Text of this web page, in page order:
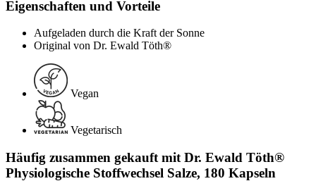
Eigenschaften und Vorteile
Aufgeladen durch die Kraft der Sonne
Original von Dr. Ewald Töth®
Vegan
Vegetarisch
Häufig zusammen gekauft mit Dr. Ewald Töth®
Physiologische Stoffwechsel Salze, 180 Kapseln